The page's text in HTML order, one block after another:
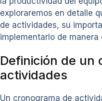
exploraremos en detalle
de actividades, su
implementarlo de manera
Definición de un
actividades
Un cronograma de